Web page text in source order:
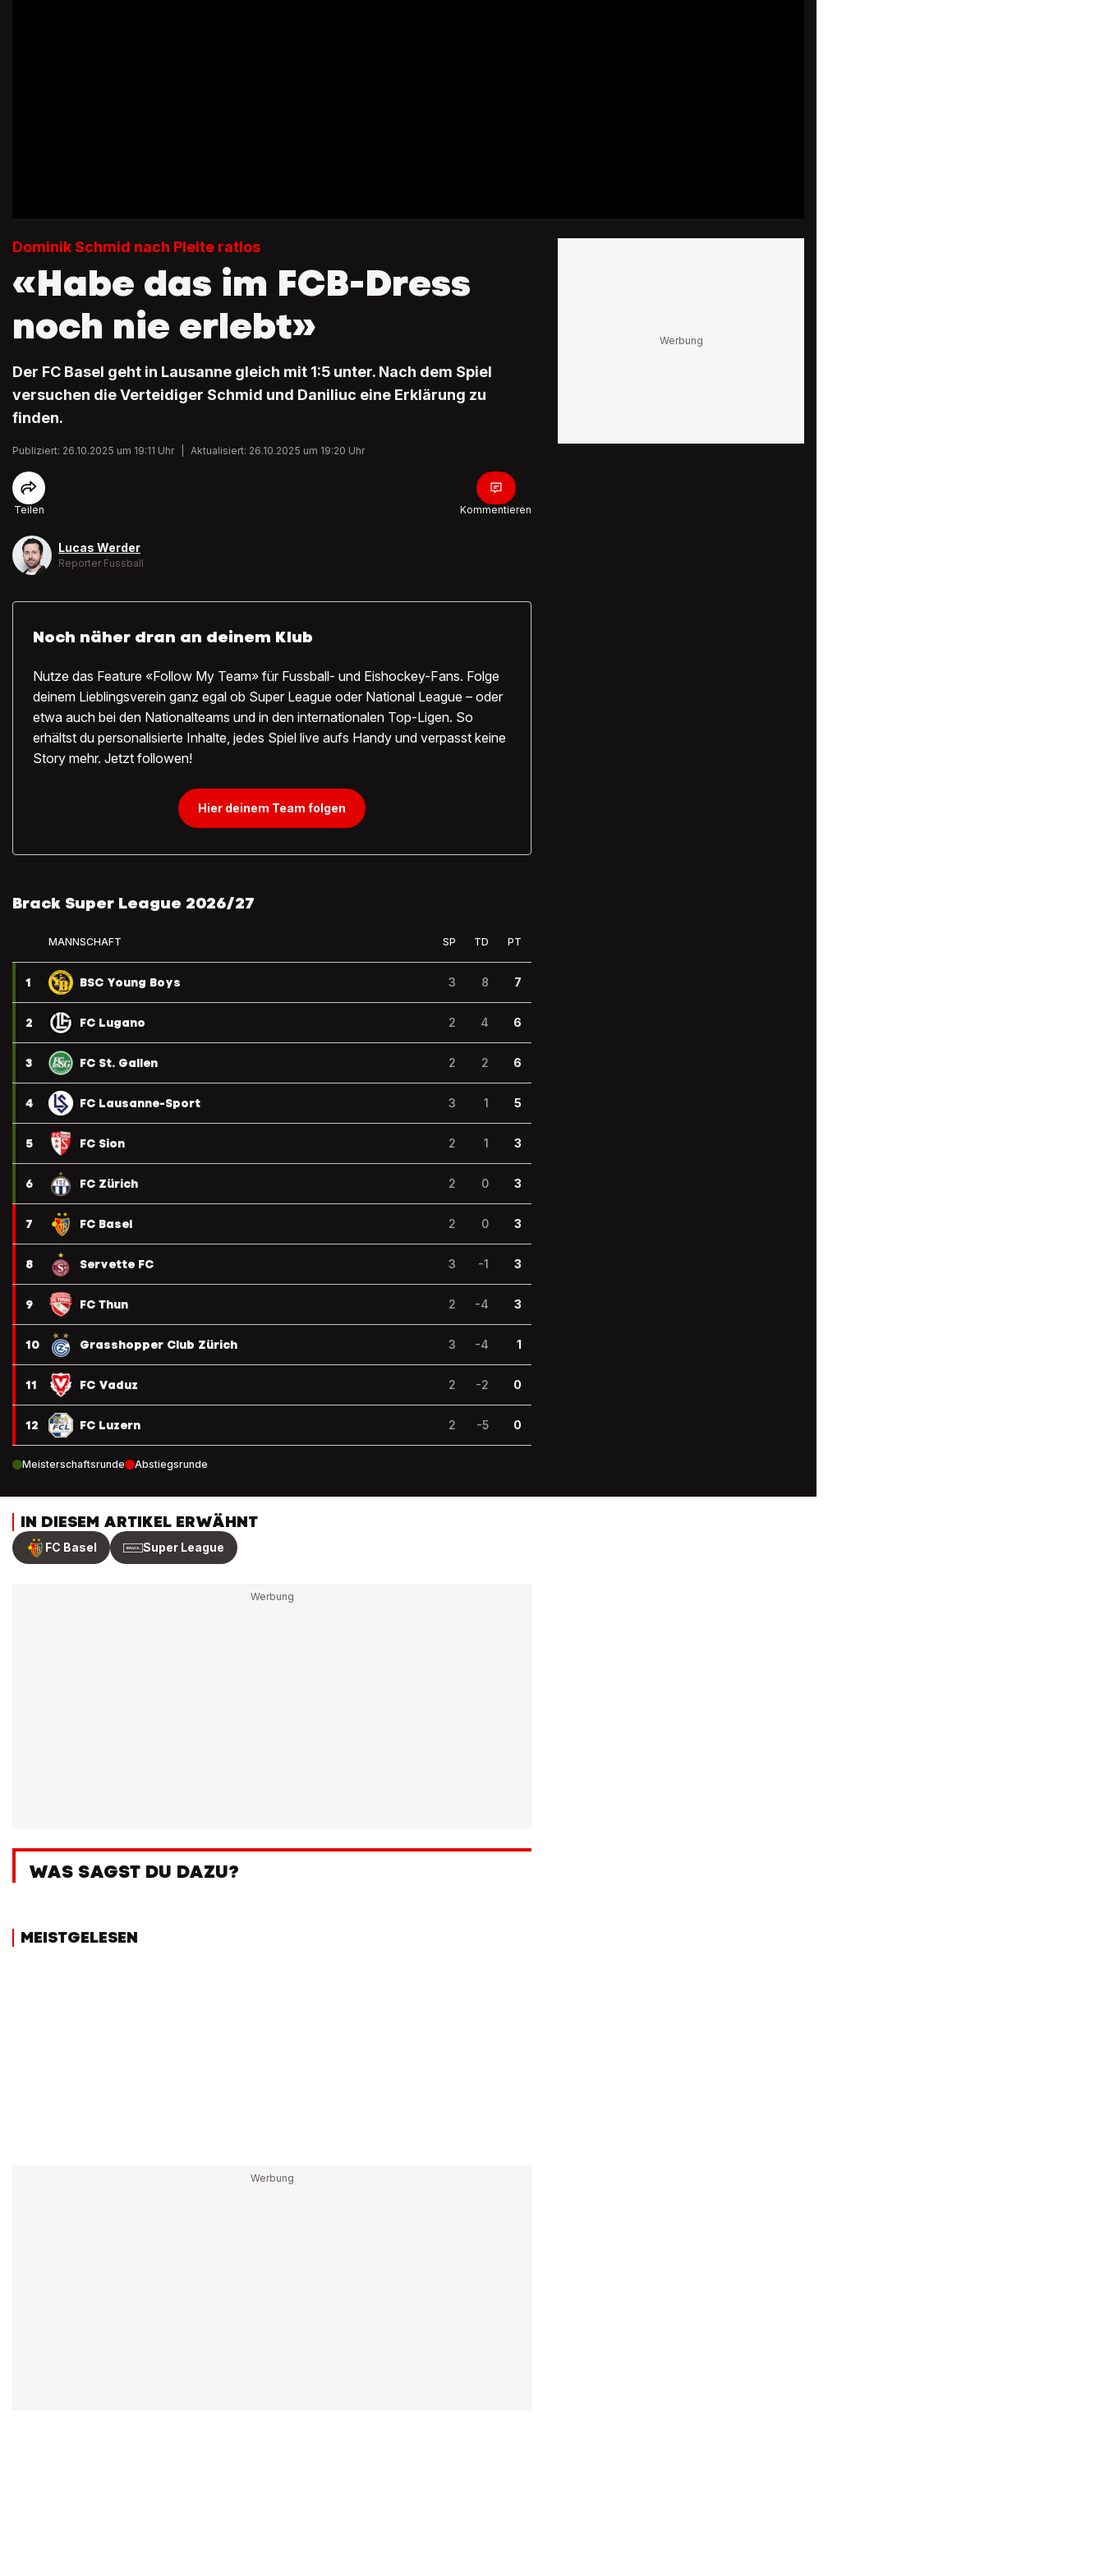
Dominik Schmid nach Pleite ratlos
«Habe das im FCB-Dress
noch nie erlebt»
Der FC Basel geht in Lausanne gleich mit 1:5 unter. Nach dem Spiel
versuchen die Verteidiger Schmid und Daniliuc eine Erklärung zu
finden.
Publiziert: 26.10.2025 um 19:11 Uhr Aktualisiert: 26.10.2025 um 19:20 Uhr
Teilen Kommentieren
Lucas Werder
Reporter Fussball
Noch näher dran an deinem Klub
Nutze das Feature «Follow My Team» für Fussball- und Eishockey-Fans. Folge
deinem Lieblingsverein ganz egal ob Super League oder National League – oder
etwa auch bei den Nationalteams und in den internationalen Top-Ligen. So
erhältst du personalisierte Inhalte, jedes Spiel live aufs Handy und verpasst keine
Story mehr. Jetzt followen!
Hier deinem Team folgen
Brack Super League 2026/27
MANNSCHAFT SP TD PT
1 BSC Young Boys 3 8 7
2 FC Lugano 2 4 6
3 FC St. Gallen 2 2 6
4 FC Lausanne-Sport 3 1 5
5 FC Sion 2 1 3
6 FC Zürich 2 0 3
7 FC Basel 2 0 3
8 Servette FC 3 -1 3
9 FC Thun 2 -4 3
10 Grasshopper Club Zürich 3 -4 1
11 FC Vaduz 2 -2 0
12 FC Luzern 2 -5 0
Meisterschaftsrunde Abstiegsrunde
IN DIESEM ARTIKEL ERWÄHNT
FC Basel Super League
WAS SAGST DU DAZU?
MEISTGELESEN